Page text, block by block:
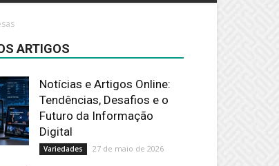
ARTIGOS
Notícias e Artigos Online:
Tendências, Desafios e o
Futuro da Informação
Digital
Variedades 27 de maio de 2026